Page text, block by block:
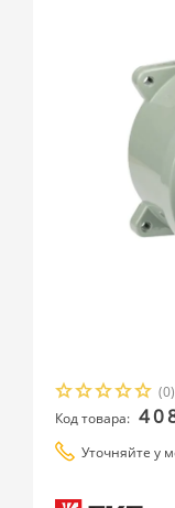
(0)
Код товара:
Уточняйте у